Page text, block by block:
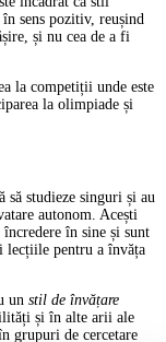
sens pozitiv, reușind
și nu cea de a fi
la competiții unde este
la olimpiade și
să studieze singuri și au
autonom. Acești
în sine și sunt
lecțiile pentru a învăța
un stil de învățare
și în alte arii ale
grupuri de cercetare